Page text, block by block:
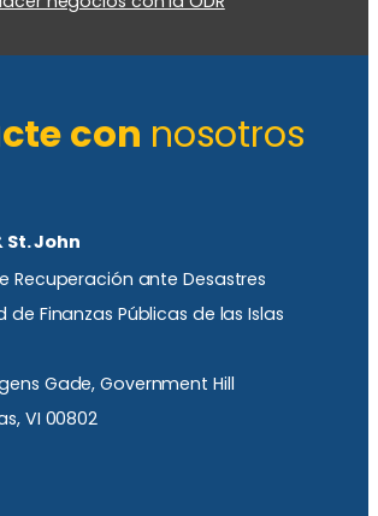
con nosotros
St. John
Recuperación ante Desastres
de Finanzas Públicas de las Islas
Gade, Government Hill
VI 00802